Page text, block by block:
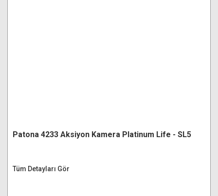
Patona 4233 Aksiyon Kamera Platinum Life - SL5
Tüm Detayları Gör